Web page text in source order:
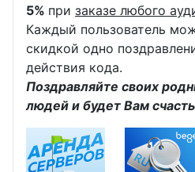
5% при заказе любого
Каждый пользователь
скидкой одно
действия кода.
Поздравляйте своих
людей и будет Вам